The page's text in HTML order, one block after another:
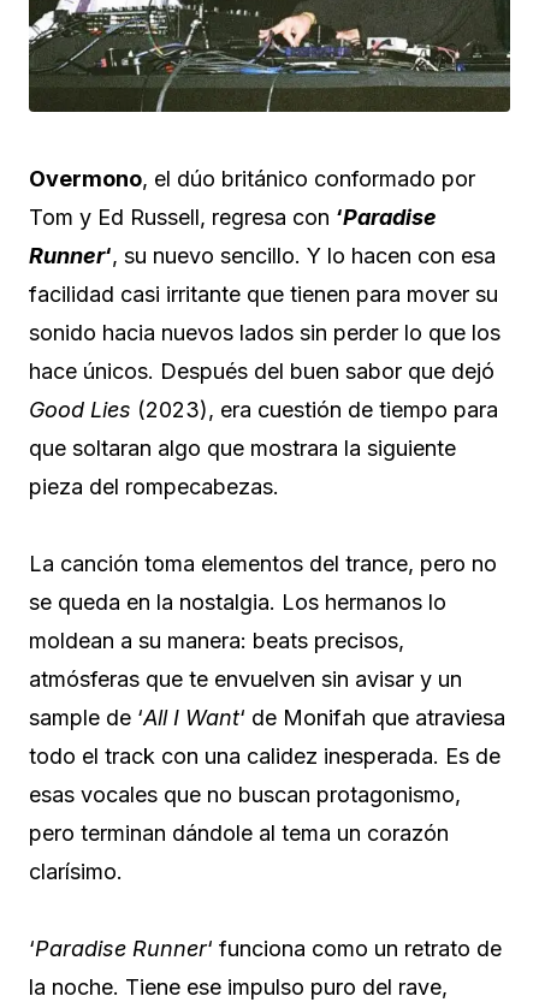
Overmono, el dúo británico conformado por
Tom y Ed Russell, regresa con ‘Paradise
Runner‘, su nuevo sencillo. Y lo hacen con esa
facilidad casi irritante que tienen para mover su
sonido hacia nuevos lados sin perder lo que los
hace únicos. Después del buen sabor que dejó
Good Lies (2023), era cuestión de tiempo para
que soltaran algo que mostrara la siguiente
pieza del rompecabezas.
La canción toma elementos del trance, pero no
se queda en la nostalgia. Los hermanos lo
moldean a su manera: beats precisos,
atmósferas que te envuelven sin avisar y un
sample de ‘All I Want‘ de Monifah que atraviesa
todo el track con una calidez inesperada. Es de
esas vocales que no buscan protagonismo,
pero terminan dándole al tema un corazón
clarísimo.
‘Paradise Runner‘ funciona como un retrato de
la noche. Tiene ese impulso puro del rave,